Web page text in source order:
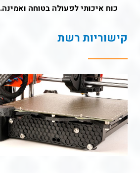
כוח איכותי לפעולה בטוחה ואמינה.
קישוריות רשת